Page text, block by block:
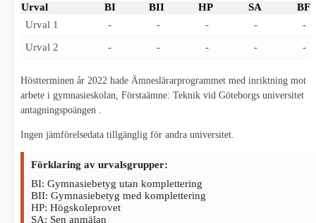
Urval BI BII HP SA
BF
Urval 1
- - - -
-
Urval 2
- - - - -
Höstterminen år 2022 hade Ämneslärarprogrammet med inriktning mot
arbete i gymnasieskolan, Förstaämne: Teknik vid Göteborgs universitet
antagningspoängen .
Ingen jämförelsedata tillgänglig för andra universitet.
Förklaring av urvalsgrupper:
BI: Gymnasiebetyg utan komplettering
BII: Gymnasiebetyg med komplettering
HP: Högskoleprovet
SA: Sen anmälan